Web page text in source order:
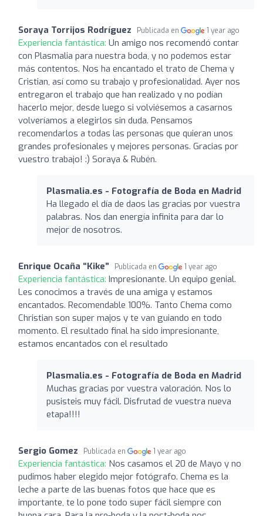
Soraya Torrijos Rodríguez Publicada en 1 year ago
Experiencia fantástica: Un amigo nos recomendó contar
con Plasmalia para nuestra boda, y no podemos estar
más contentos. Nos ha encantado el trato de Chema y
Cristian, así como su trabajo y profesionalidad. Ayer nos
entregaron el trabajo que han realizado y no podían
hacerlo mejor, desde luego si volviésemos a casarnos
volveríamos a elegirlos sin duda. Pensamos
recomendarlos a todas las personas que quieran unos
grandes profesionales y mejores personas. Gracias por
vuestro trabajo! :) Soraya & Rubén.
Plasmalia.es - Fotografía de Boda en Madrid
Ha llegado el día de daos las gracias por vuestra
palabras. Nos dan energía infinita para dar lo
mejor de nosotros.
Enrique Ocaña “Kike” Publicada en 1 year ago
Experiencia fantástica: Impresionante. Un equipo genial.
Les conocimos a través de una amiga y estamos
encantados. Recomendable 100%. Tanto Chema como
Christian son super majos y te van guiando en todo
momento. El resultado final ha sido impresionante,
estamos encantados con el resultado
Plasmalia.es - Fotografía de Boda en Madrid
Muchas gracias por vuestra valoración. Nos lo
pusisteis muy fácil. Disfrutad de vuestra nueva
etapa!!!!
Sergio Gomez Publicada en 1 year ago
Experiencia fantástica: Nos casamos el 20 de Mayo y no
pudimos haber elegido mejor fotógrafo. Chema es la
leche a parte de las buenas fotos que hace que es
importante, te lo pone todo super fácil siempre con